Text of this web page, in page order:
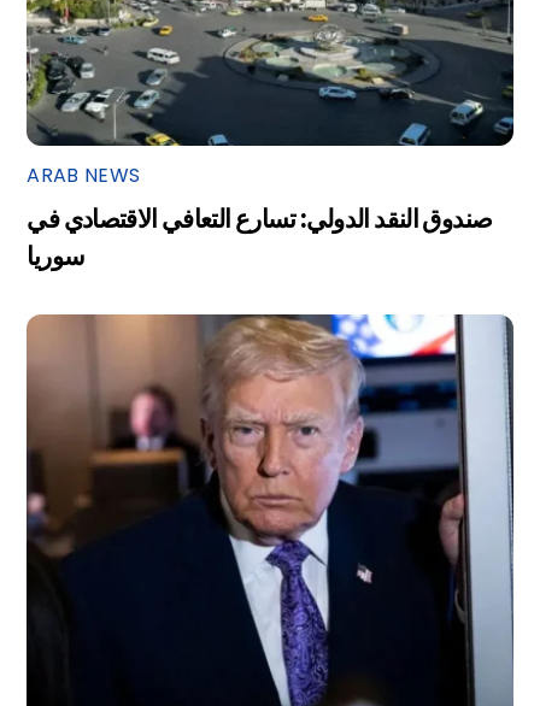
ARAB NEWS
صندوق النقد الدولي: تسارع التعافي الاقتصادي في
سوريا